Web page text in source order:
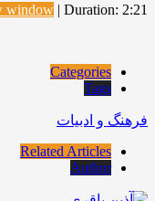
window | Duration: 2:21
Categories
Tags
فرهنگ و ادبیات
Related Articles
Author